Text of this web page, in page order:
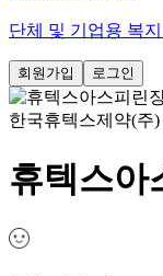
단체 및 기업용 복
회원가입 로그인
한국휴텍스제약(주)
휴텍스아